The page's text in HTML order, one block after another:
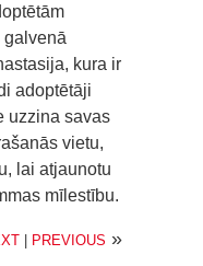
galvenā
kura ir
adoptētāji
uzzina savas
vietu,
lai atjaunotu
mīlestību.
PREVIOUS »